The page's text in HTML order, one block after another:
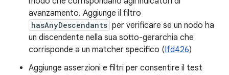
avanzamento. Aggiunge il filtro
hasAnyDescendants per verificare se un nodo ha
un discendente nella sua sotto-gerarchia che
corrisponde a un matcher specifico (Ifd426)
Aggiunge asserzioni e filtri per consentire il test